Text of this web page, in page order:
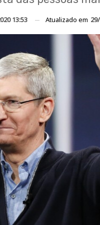
13:53 Atualizado em